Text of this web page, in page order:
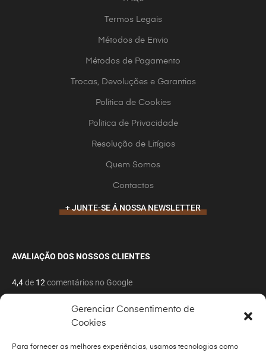
Gerenciar Consentimento de
Cookies
Para fornecer as melhores experiências, usamos tecnologias como
Termos Legais
Métodos de Envio
Métodos de Pagamento
Trocas, Devoluções e Garantias
Política de Cookies
Politica de Privacidade
Resolução de Litígios
Quem Somos
Contactos
+ JUNTE-SE Á NOSSA NEWSLETTER
AVALIAÇÃO DOS NOSSOS CLIENTES
4,4de 12 comentários no Google